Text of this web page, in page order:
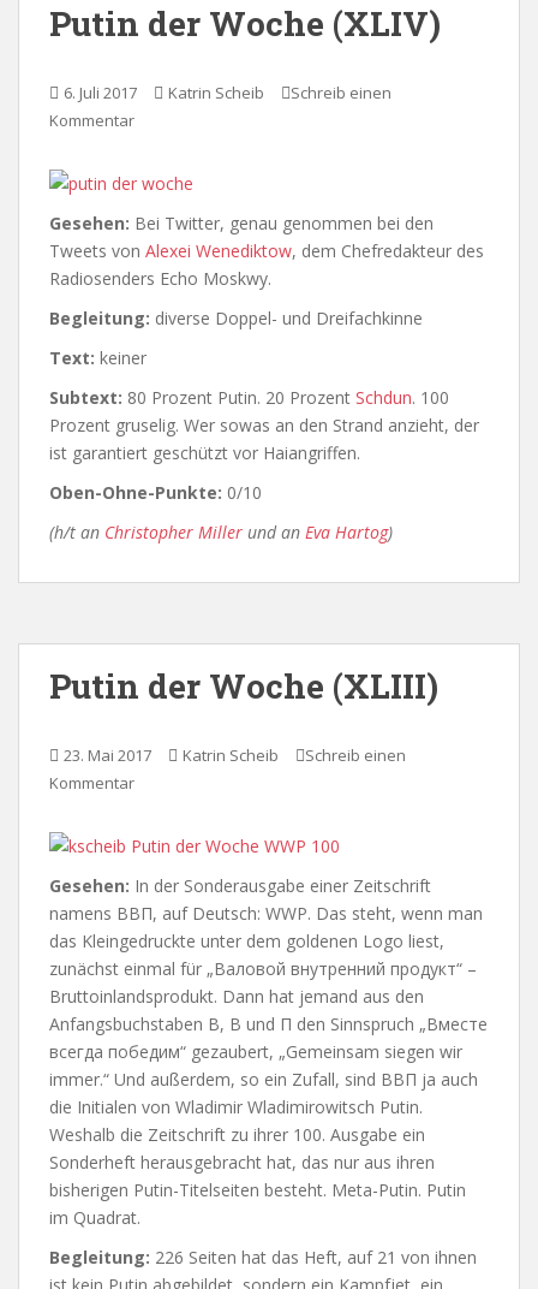
Putin der Woche (XLIV)
6. Juli 2017 Katrin Scheib
Schreib einen
Kommentar
Gesehen: Bei Twitter, genau genommen bei den
Tweets von Alexei Wenediktow, dem Chefredakteur des
Radiosenders Echo Moskwy.
Begleitung: diverse Doppel- und Dreifachkinne
Text: keiner
Subtext: 80 Prozent Putin. 20 Prozent Schdun. 100
Prozent gruselig. Wer sowas an den Strand anzieht, der
ist garantiert geschützt vor Haiangriffen.
Oben-Ohne-Punkte: 0/10
(h/t an Christopher Miller und an Eva Hartog)
Putin der Woche (XLIII)
23. Mai 2017 Katrin Scheib
Schreib einen
Kommentar
Gesehen: In der Sonderausgabe einer Zeitschrift
namens ВВП, auf Deutsch: WWP. Das steht, wenn man
das Kleingedruckte unter dem goldenen Logo liest,
zunächst einmal für „Валовой внутренний продукт“ –
Bruttoinlandsprodukt. Dann hat jemand aus den
Anfangsbuchstaben В, В und П den Sinnspruch „Вместе
всегда победим“ gezaubert, „Gemeinsam siegen wir
immer.“ Und außerdem, so ein Zufall, sind ВВП ja auch
die Initialen von Wladimir Wladimirowitsch Putin.
Weshalb die Zeitschrift zu ihrer 100. Ausgabe ein
Sonderheft herausgebracht hat, das nur aus ihren
bisherigen Putin-Titelseiten besteht. Meta-Putin. Putin
im Quadrat.
Begleitung: 226 Seiten hat das Heft, auf 21 von ihnen